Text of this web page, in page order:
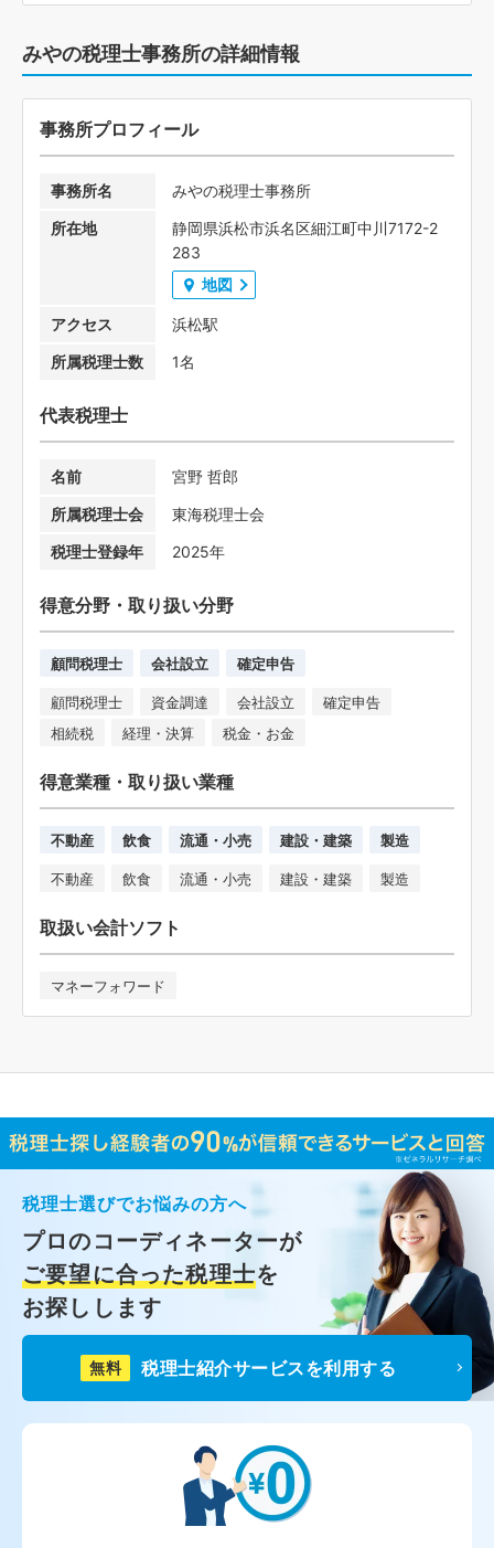
みやの税理士事務所の詳細情報
事務所プロフィール
事務所名
みやの税理士事務所
所在地
静岡県浜松市浜名区細江町中川7172-2
283
地図
アクセス
浜松駅
所属税理士数
1名
代表税理士
名前
宮野 哲郎
所属税理士会
東海税理士会
税理士登録年
2025年
得意分野・取り扱い分野
顧問税理士 会社設立 確定申告
顧問税理士 資金調達 会社設立
確定申告
相続税
経理・決算 税金・お金
得意業種・取り扱い業種
不動産 飲食 流通・小売 建設・建築 製造
不動産 飲食 流通・小売 建設・建築 製造
取扱い会計ソフト
マネーフォワード
税理士選びでお悩みの方へ
プロのコーディネーターが
ご要望に合った税理士を
お探しします
無料 税理士紹介サービスを利用する